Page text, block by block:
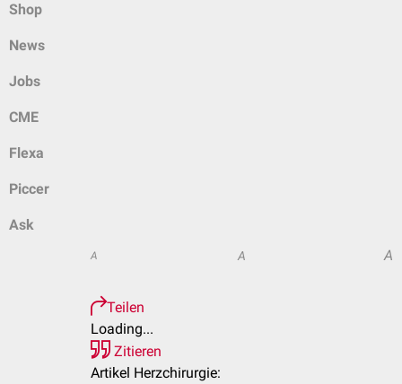
Shop
News
Jobs
CME
Flexa
Piccer
Ask
A A A
Teilen
Loading...
Zitieren
Artikel Herzchirurgie: